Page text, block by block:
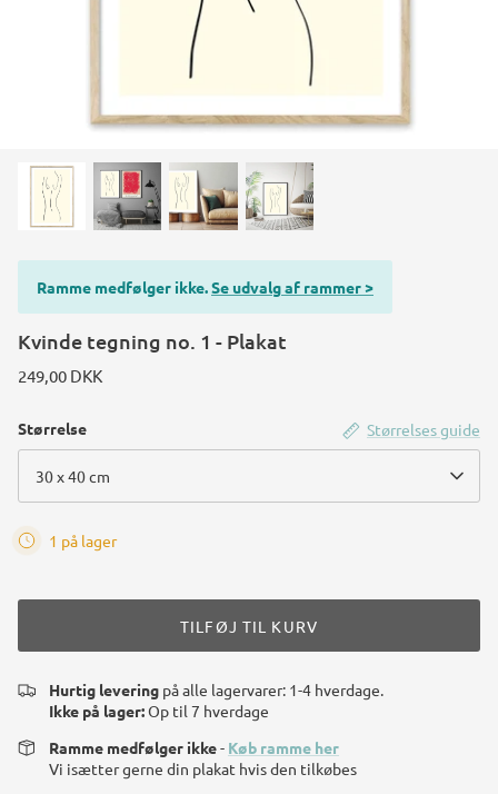
Konstruktions køretøj temafest
Ramme medfølger ikke.Se udvalg af rammer >
Kvinde tegning no. 1 - Plakat
249,00 DKK
Størrelses guide
Størrelse
30 x 40 cm
1 på lager
TILFØJ TIL KURV
Hurtig levering på alle lagervarer: 1-4 hverdage.
Ikke på lager:Op til 7 hverdage
Ramme medfølger ikke- Køb ramme her
Vi isætter gerne din plakat hvis den tilkøbes